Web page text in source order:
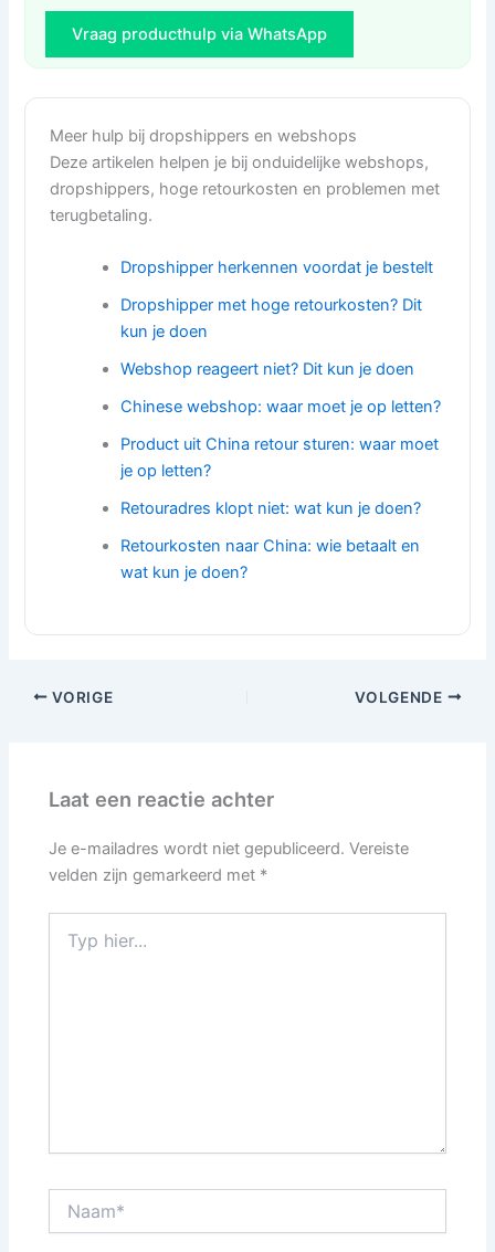
Vraag producthulp via WhatsApp
Meer hulp bij dropshippers en webshops
Deze artikelen helpen je bij onduidelijke webshops,
dropshippers, hoge retourkosten en problemen met
terugbetaling.
Dropshipper herkennen voordat je bestelt
Dropshipper met hoge retourkosten? Dit
kun je doen
Webshop reageert niet? Dit kun je doen
Chinese webshop: waar moet je op letten?
Product uit China retour sturen: waar moet
je op letten?
Retouradres klopt niet: wat kun je doen?
Retourkosten naar China: wie betaalt en
wat kun je doen?
VORIGE VOLGENDE
Laat een reactie achter
Je e-mailadres wordt niet gepubliceerd. Vereiste
velden zijn gemarkeerd met *
hier...